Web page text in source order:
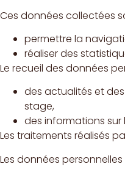
Ces données collectées
permettre la
réaliser des
Le recueil des données
des actualités et
stage,
des informations sur
Les traitements réalisés
Les données